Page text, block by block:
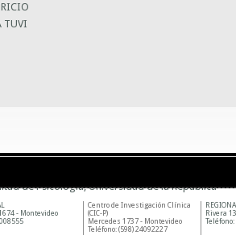
TUVI
de Psicología, Universidad de la República
Rivera
Teléfono:
Centro de Investigación Clínica
(CIC-P)
Mercedes 1737 - Montevideo
Teléfono: (598) 24092227
- Montevideo